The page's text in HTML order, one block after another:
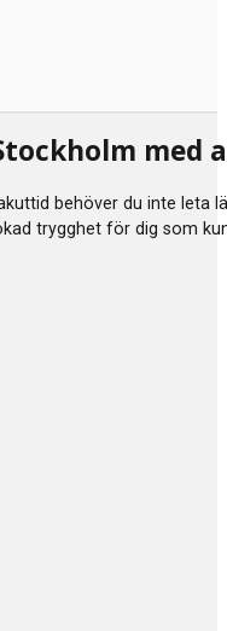
med
behöver du inte leta
trygghet för dig som